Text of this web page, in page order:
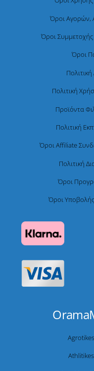
Όροι Αγορών,
Όροι Συμμετοχής
Όροι
Πολιτική
Προϊόντα
Πολιτική
Όροι Affiliate
Πολιτική
Όροι
Όροι